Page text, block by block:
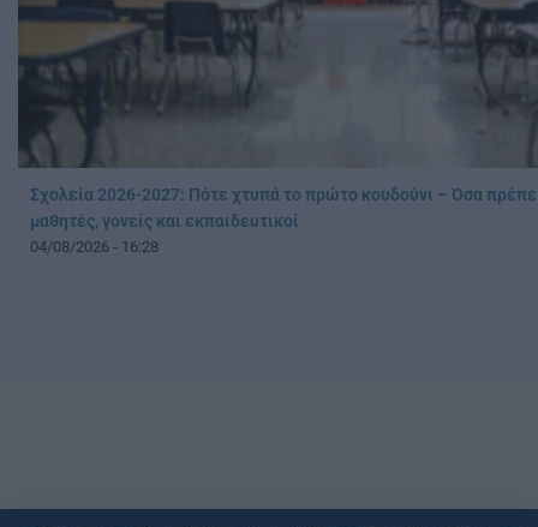
Σχολεία 2026-2027: Πότε χτυπά το πρώτο κουδούνι – Όσα
μαθητές, γονείς και εκπαιδευτικοί
04/08/2026 - 16:28